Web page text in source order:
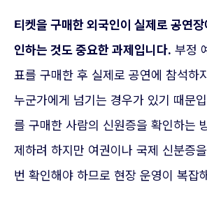
티켓을 구매한 외국인이 실제로 공연
인하는 것도 중요한 과제입니다. 부정
표를 구매한 후 실제로 공연에 참석하
누군가에게 넘기는 경우가 있기 때문
를 구매한 사람의 신원증을 확인하는
제하려 하지만 여권이나 국제 신분증
번 확인해야 하므로 현장 운영이 복잡